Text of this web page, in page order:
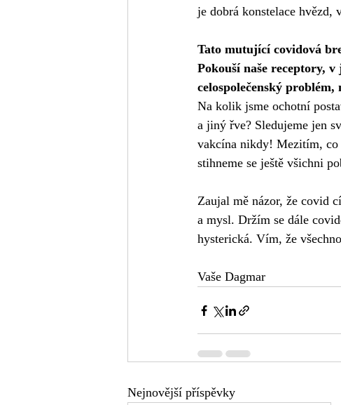
je dobrá konstelace hvězd,
Tato mutující covidová
Pokouší naše receptory,
celospolečenský
Na kolik jsme ochotní
a jiný řve? Sledujeme jen
vakcína nikdy! Mezitím, co
stihneme se ještě všichni
Zaujal mě názor, že covid
a mysl. Držím se dále
hysterická. Vím, že
Vaše Dagmar
Nejnovější příspěvky